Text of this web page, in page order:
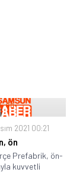
2021 00:21
ön
Prefabrik, ön-
kuvvetli